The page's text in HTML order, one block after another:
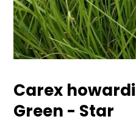
Carex
Green - Star